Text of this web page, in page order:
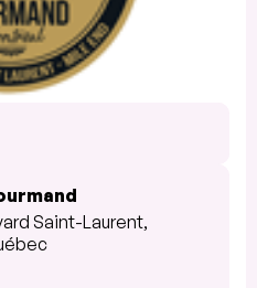
Saint-Laurent,